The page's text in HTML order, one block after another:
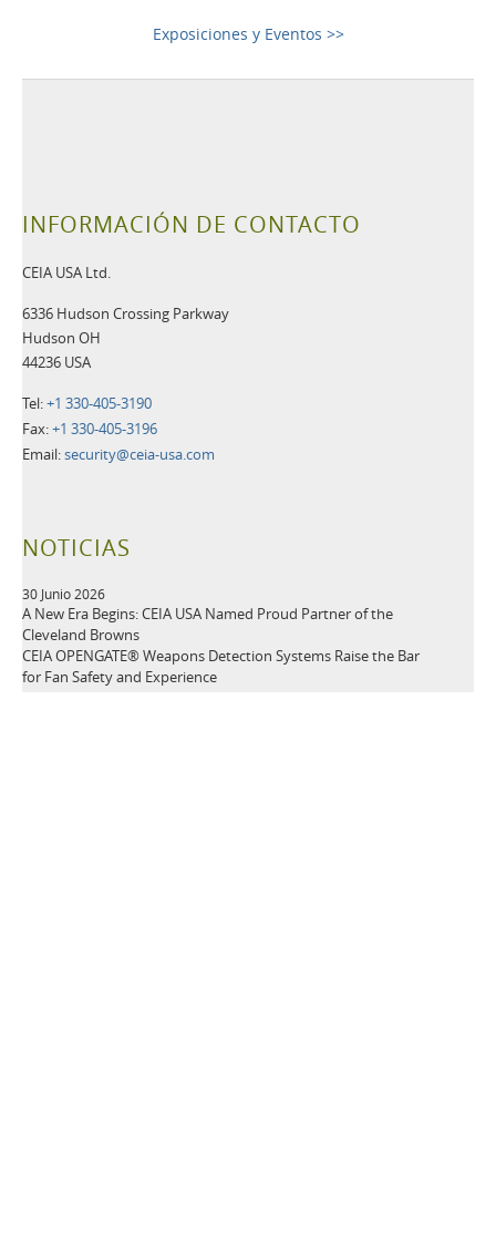
Exposiciones y Eventos >>
INFORMACIÓN DE CONTACTO
CEIA USA Ltd.
6336 Hudson Crossing Parkway
Hudson OH
44236 USA
Tel:+1 330-405-3190
Fax:+1 330-405-3196
Email:security@ceia-usa.com
NOTICIAS
30 Junio 2026
A New Era Begins: CEIA USA Named Proud Partner of the
Cleveland Browns
CEIA OPENGATE® Weapons Detection Systems Raise the Bar
for Fan Safety and Experience